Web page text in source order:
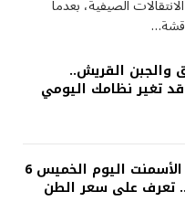
الصيفية، بعدما
والجبن القريش..
تغير نظامك اليومي
استقرار أسعار الأسمنت اليوم الخميس 6
أغسطس 2026.. تعرف على سعر الطن